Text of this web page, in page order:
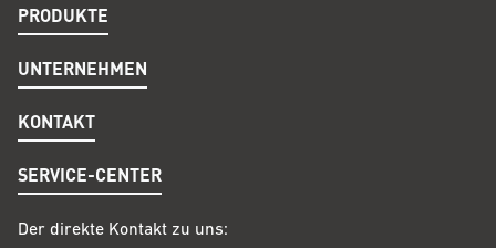
PRODUKTE
UNTERNEHMEN
KONTAKT
SERVICE-CENTER
Der direkte Kontakt zu uns: